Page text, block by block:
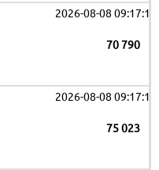
2026-08-08 09:17:19
70 790
2026-08-08 09:17:19
75 023